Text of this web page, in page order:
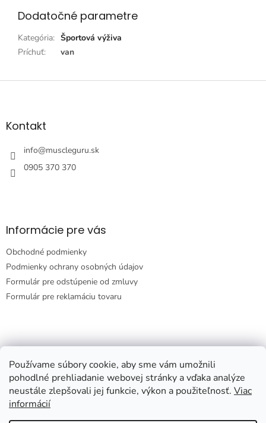
Používame súbory cookie, aby sme vám umožnili
pohodlné prehliadanie webovej stránky a vďaka analýze
neustále zlepšovali jej funkcie, výkon a použiteľnosť. Viac
informácií
Dodatočné parametre
Kategória: Športová výživa
Príchuť: van
Z
äKontakt
info@muscleguru.sk
0905 370 370
Informácie pre vás
Obchodné podmienky
Podmienky ochrany osobných údajov
Formulár pre odstúpenie od zmluvy
Formulár pre reklamáciu tovaru